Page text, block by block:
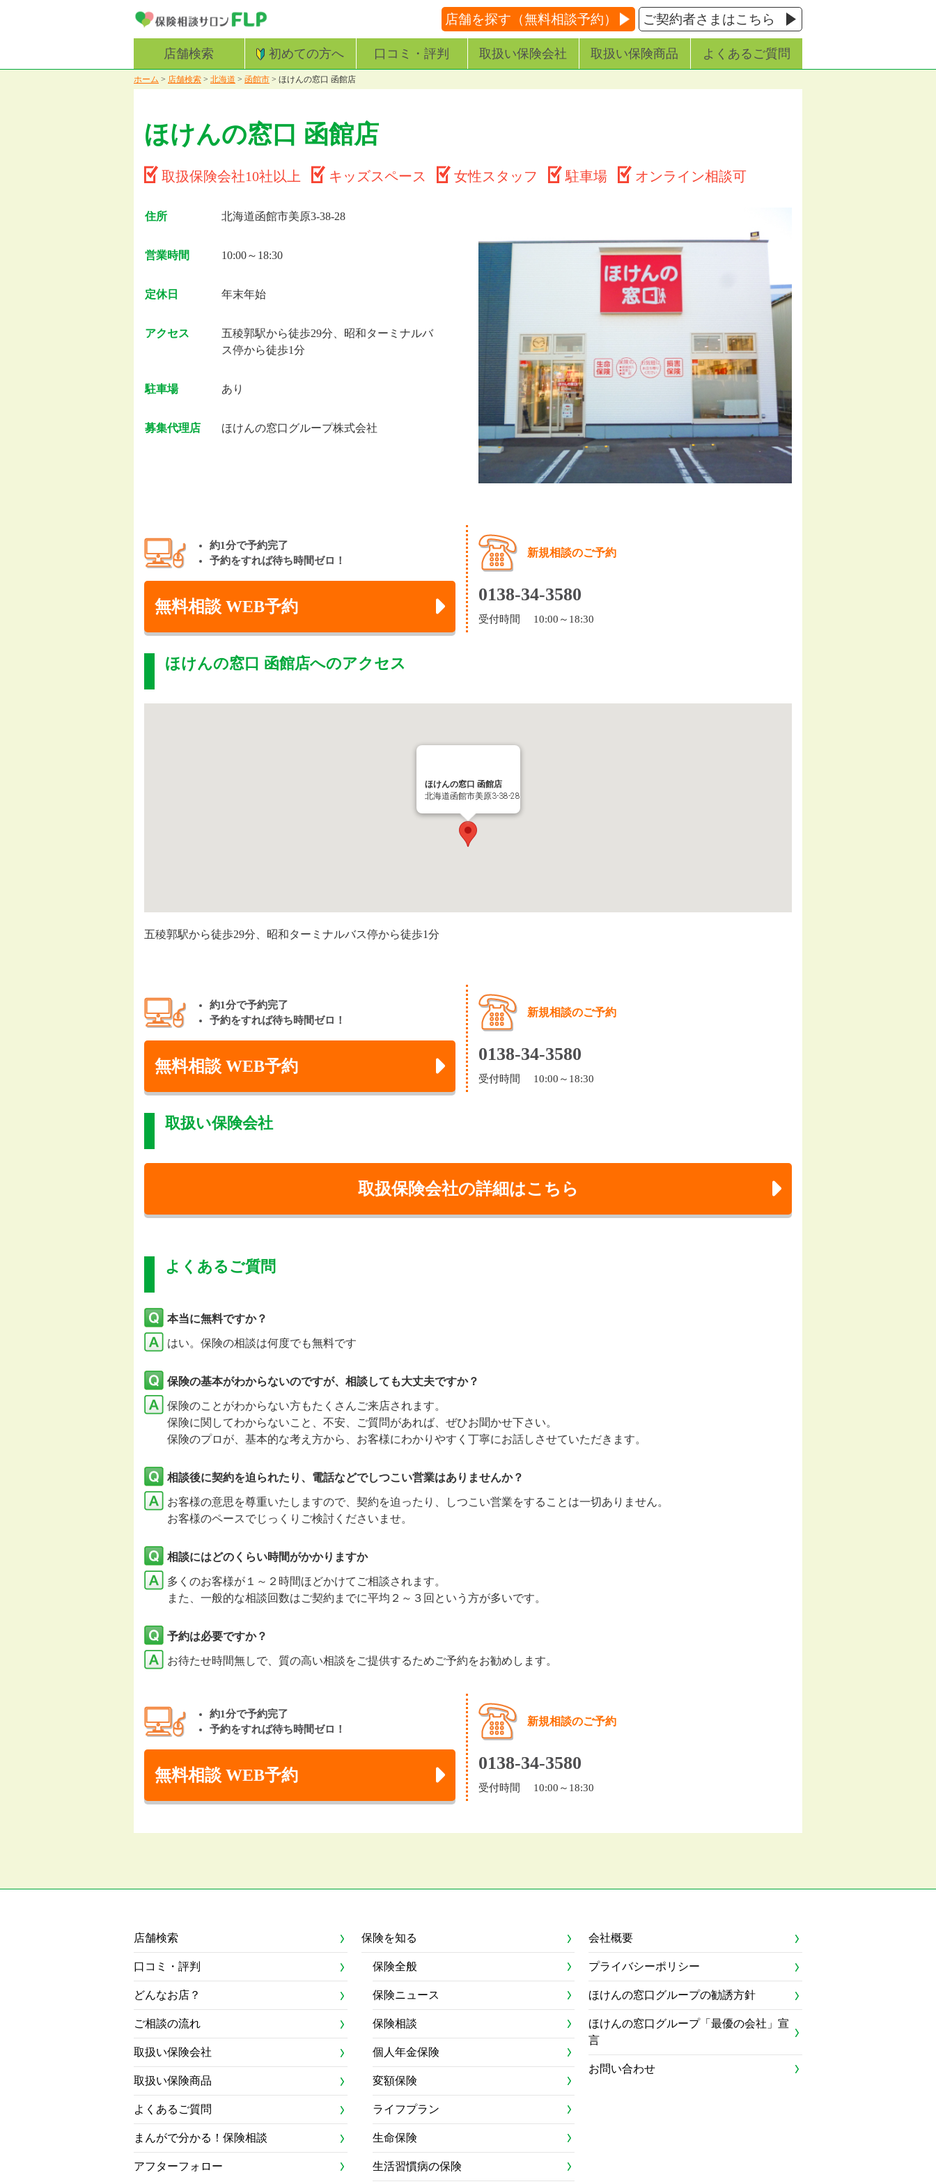
店舗を探す（無料相談予約） ご契約者さまはこちら
店舗検索 初めての方へ 口コミ・評判 取扱い保険会社 取扱い保険商品 よくあるご質問
ホーム > 店舗検索 > 北海道 > 函館市 > ほけんの窓口 函館店
ほけんの窓口 函館店
取扱保険会社10社以上 キッズスペース 女性スタッフ 駐車場 オンライン相談可
住所 北海道函館市美原3-38-28
営業時間 10:00～18:30
定休日 年末年始
アクセス
五稜郭駅から徒歩29分、昭和ターミナルバ
ス停から徒歩1分
駐車場 あり
募集代理店 ほけんの窓口グループ株式会社
約1分で予約完了
予約をすれば待ち時間ゼロ！
無料相談 WEB予約
新規相談のご予約
0138-34-3580
受付時間 10:00～18:30
ほけんの窓口 函館店へのアクセス
ほけんの窓口 函館店
北海道函館市美原3-38-28
五稜郭駅から徒歩29分、昭和ターミナルバス停から徒歩1分
約1分で予約完了
予約をすれば待ち時間ゼロ！
無料相談 WEB予約
新規相談のご予約
0138-34-3580
受付時間 10:00～18:30
取扱い保険会社
取扱保険会社の詳細はこちら
よくあるご質問
本当に無料ですか？
はい。保険の相談は何度でも無料です
保険の基本がわからないのですが、相談しても大丈夫ですか？
保険のことがわからない方もたくさんご来店されます。
保険に関してわからないこと、不安、ご質問があれば、ぜひお聞かせ下さい。
保険のプロが、基本的な考え方から、お客様にわかりやすく丁寧にお話しさせていただきます。
相談後に契約を迫られたり、電話などでしつこい営業はありませんか？
お客様の意思を尊重いたしますので、契約を迫ったり、しつこい営業をすることは一切ありません。
お客様のペースでじっくりご検討くださいませ。
相談にはどのくらい時間がかかりますか
多くのお客様が１～２時間ほどかけてご相談されます。
また、一般的な相談回数はご契約までに平均２～３回という方が多いです。
予約は必要ですか？
お待たせ時間無しで、質の高い相談をご提供するためご予約をお勧めします。
約1分で予約完了
予約をすれば待ち時間ゼロ！
無料相談 WEB予約
新規相談のご予約
0138-34-3580
受付時間 10:00～18:30
店舗検索
口コミ・評判
どんなお店？
ご相談の流れ
取扱い保険会社
取扱い保険商品
よくあるご質問
まんがで分かる！保険相談
アフターフォロー
保険を知る
保険全般
保険ニュース
保険相談
個人年金保険
変額保険
ライフプラン
生命保険
生活習慣病の保険
会社概要
プライバシーポリシー
ほけんの窓口グループの勧誘方針
ほけんの窓口グループ「最優の会社」宣
言
お問い合わせ